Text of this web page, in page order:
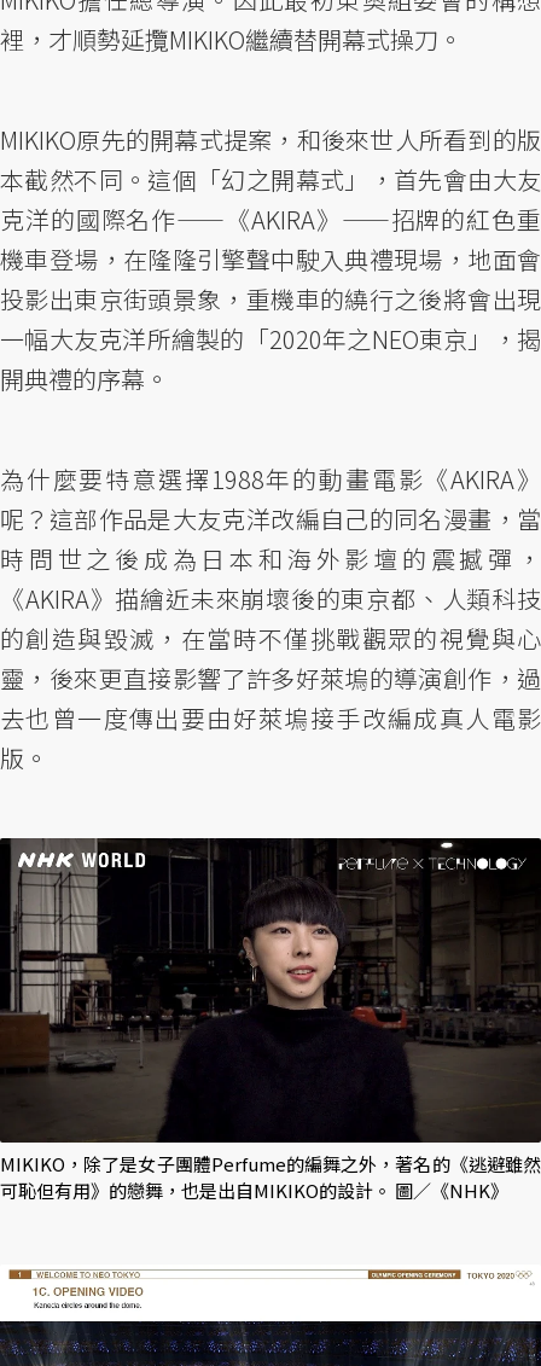
裡，才順勢延攬MIKIKO繼續替開幕式操刀。
MIKIKO原先的開幕式提案，和後來世人所看到的版
本截然不同。這個「幻之開幕式」，首先會由大友
克洋的國際名作——《AKIRA》——招牌的紅色重
機車登場，在隆隆引擎聲中駛入典禮現場，地面會
投影出東京街頭景象，重機車的繞行之後將會出現
一幅大友克洋所繪製的「2020年之NEO東京」，揭
開典禮的序幕。
為什麼要特意選擇1988年的動畫電影《AKIRA》
呢？這部作品是大友克洋改編自己的同名漫畫，當
時問世之後成為日本和海外影壇的震撼彈，
《AKIRA》描繪近未來崩壞後的東京都、人類科技
的創造與毀滅，在當時不僅挑戰觀眾的視覺與心
靈，後來更直接影響了許多好萊塢的導演創作，過
去也曾一度傳出要由好萊塢接手改編成真人電影
版。
MIKIKO，除了是女子團體Perfume的編舞之外，著名的《逃避雖然
可恥但有用》的戀舞，也是出自MIKIKO的設計。 圖／《NHK》